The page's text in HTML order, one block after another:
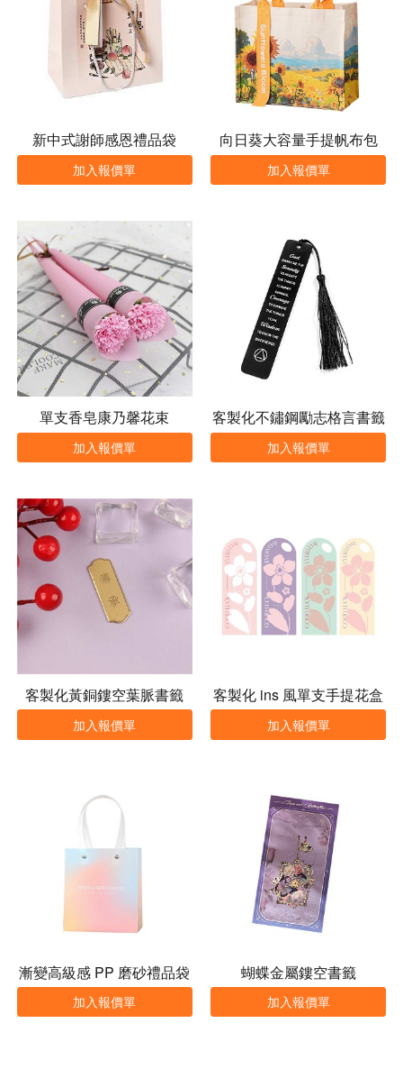
新中式謝師感恩禮品袋
加入報價單
向日葵大容量手提帆布包
加入報價單
單支香皂康乃馨花束
加入報價單
客製化不鏽鋼勵志格言書籤
加入報價單
客製化黃銅鏤空葉脈書籤
加入報價單
客製化 ins 風單支手提花盒
加入報價單
漸變高級感 PP 磨砂禮品袋
加入報價單
蝴蝶金屬鏤空書籤
加入報價單